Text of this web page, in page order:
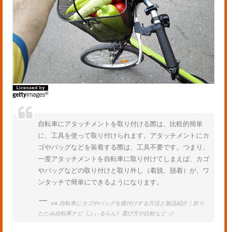
自転車にアタッチメントを取り付ける際は、比較的簡単
に、工具を使って取り付けられます。アタッチメントにカ
ゴやバッグなどを装着する際は、工具不要です。つまり、
一度アタッチメントを自転車に取り付けてしまえば、カゴ
やバッグなどの取り付けと取り外し（着脱、脱着）が、ワ
ンタッチで簡単にできるようになります。
via 自転車にカゴやバッグを後付けする方法と製品紹介｜折り
たたみ自転車ナビ《ふぃるらん》選び方や比較など